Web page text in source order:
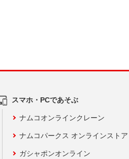
スマホ・PCであそぶ
ナムコオンラインクレーン
ナムコパークス オンラインストア
ガシャポンオンライン